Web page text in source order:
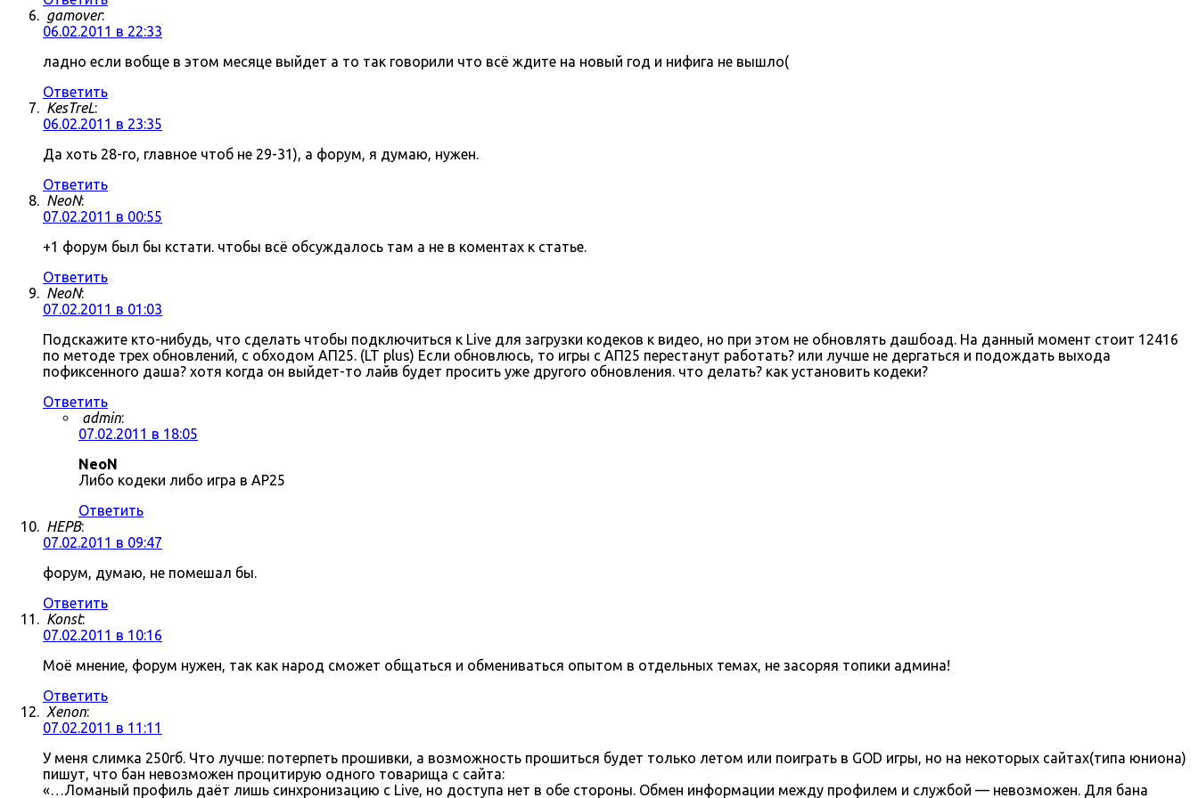
gamover:
06.02.2011 в 22:33
ладно если вобще в этом месяце выйдет а то так говорили что всё ждите на новый год и нифига не вышло(
Ответить
KesTreL:
06.02.2011 в 23:35
Да хоть 28-го, главное чтоб не 29-31), а форум, я думаю, нужен.
Ответить
NeoN:
07.02.2011 в 00:55
+1 форум был бы кстати. чтобы всё обсуждалось там а не в коментах к статье.
Ответить
NeoN:
07.02.2011 в 01:03
Подскажите кто-нибудь, что сделать чтобы подключиться к Live для загрузки кодеков к видео, но при этом не обновлять дашбоад. На данный момент стоит 12416
по методе трех обновлений, с обходом АП25. (LT plus) Если обновлюсь, то игры с АП25 перестанут работать? или лучше не дергаться и подождать выхода
пофиксенного даша? хотя когда он выйдет-то лайв будет просить уже другого обновления. что делать? как установить кодеки?
Ответить
admin:
07.02.2011 в 18:05
NeoN
Либо кодеки либо игра в AP25
Ответить
HEPB:
07.02.2011 в 09:47
форум, думаю, не помешал бы.
Ответить
Konst:
07.02.2011 в 10:16
Моё мнение, форум нужен, так как народ сможет общаться и обмениваться опытом в отдельных темах, не засоряя топики админа!
Ответить
Xenon:
07.02.2011 в 11:11
У меня слимка 250гб. Что лучше: потерпеть прошивки, а возможность прошиться будет только летом или поиграть в GOD игры, но на некоторых сайтах(типа юниона)
пишут, что бан невозможен процитирую одного товарища с сайта:
«…Ломаный профиль даёт лишь синхронизацию с Live, но доступа нет в обе стороны. Обмен информации между профилем и службой — невозможен. Для бана